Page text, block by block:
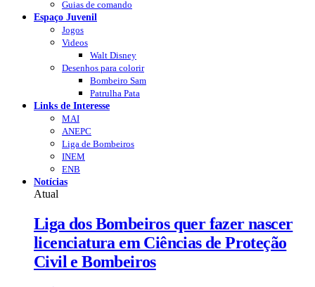
Guias de comando
Espaço Juvenil
Jogos
Videos
Walt Disney
Desenhos para colorir
Bombeiro Sam
Patrulha Pata
Links de Interesse
MAI
ANEPC
Liga de Bombeiros
INEM
ENB
Notícias
Atual
Liga dos Bombeiros quer fazer nascer
licenciatura em Ciências de Proteção
Civil e Bombeiros